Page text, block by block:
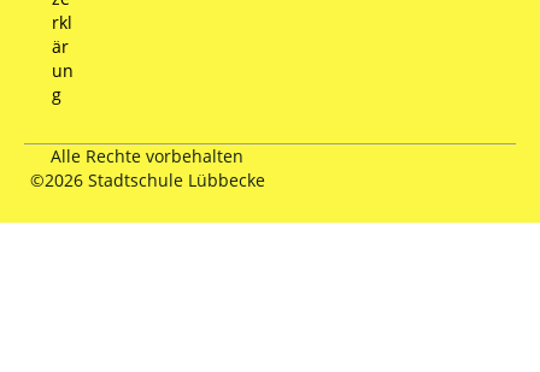
rkl
är
un
g
Alle Rechte vorbehalten
©2026 Stadtschule Lübbecke